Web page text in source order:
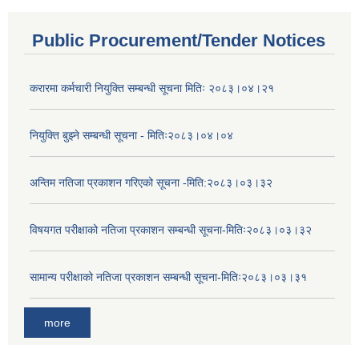
Public Procurement/Tender Notices
करारमा कर्मचारी नियुक्ति सम्बन्धी सूचना मितिः २०८३।०४।२१
नियुक्ति बुझ्ने सम्बन्धी सूचना - मितिः२०८३।०४।०४
अन्तिम नतिजा प्रकाशन गरिएको सूचना -मिति:२०८३।०३।३२
विषयगत परीक्षाको नतिजा प्रकाशन सम्बन्धी सूचना-मितिः२०८३।०३।३२
सामान्य परीक्षाको नतिजा प्रकाशन सम्बन्धी सूचना-मितिः२०८३।०३।३१
more